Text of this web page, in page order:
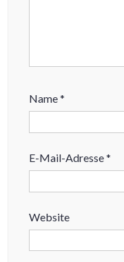
Name*
E-Mail-Adresse*
Website